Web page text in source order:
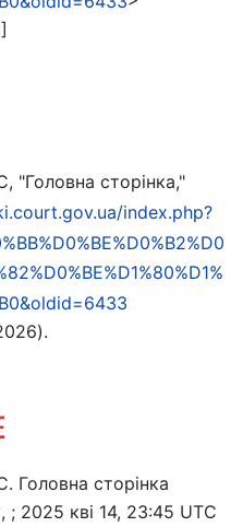
"Головна сторінка,"
index.php?
Головна сторінка
; 2025 кві 14, 23:45 UTC